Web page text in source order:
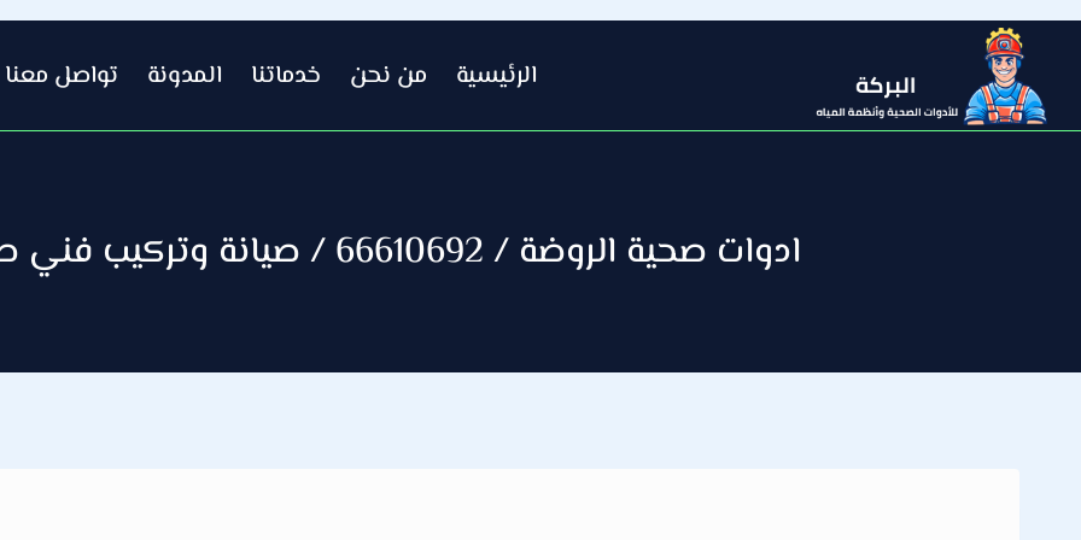
المحتوى
الرئيسية من نحن خدماتنا المدونة تواصل معنا
ادوات صحية الروضة / 66610692 / صيانة وتركيب فني صحي داخل الكويت